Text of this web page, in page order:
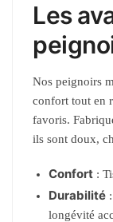
Les
Nos peignoirs
confort tout en
favoris.
ils sont doux,
Confort :
Durabilité
longévité